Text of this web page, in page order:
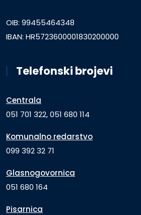
OIB: 99455464348
IBAN: HR5723600001830200000
Telefonski brojevi
Centrala
051 701 322, 051 680 114
Komunalno redarstvo
099 392 32 71
Glasnogovornica
051 680 164
Pisarnica